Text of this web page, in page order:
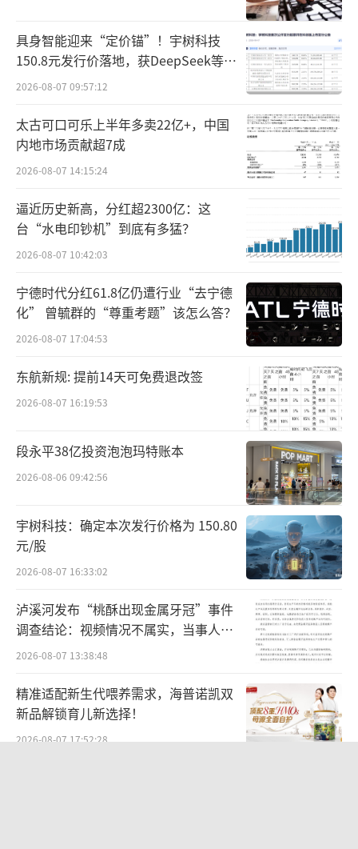
政策的引导和支持将激励企业加大研发投
入，推动技术创新，提升产品竞争力。简化的
审批流程将降低企业的运营成本，提高经营效
率。企业可通过特别审查程序加速创新产品上
市，缩短研发投资回报周期，提高市场响应速
取差异化竞争优势；在面对突发公共卫生事件
时，应急审批程序将为企业提供快速反应机
械尽快上市的同时助力企业迅速扩大市场份
额。
“三个程序”正式发布后，众多企业给予
了高度评价。各企业负责人普遍表示，这三个
文件的出台打破了以往企业在审批过程中面临
的各种限制和瓶颈。能够得到点对点的精准帮
扶，能够将更多精力投入到核心业务和创新发
展中。不仅增强了企业的市场竞争力，更激发
了企业创新的热情，为企业的迅猛发展提供了
坚实有力的支撑。
下一步，福建省药品监督管理局将坚
持“为民、实干、发展”的理念，认真贯彻执
行“三个程序”的规定，奋力谱写福建医疗器
械产业高质量发展的新篇章。（福建药监）
山东：“六大行动”强化药品生产监管工
作
具身智能迎来“定价锚”！宇树科技
150.8元发行价落地，获DeepSeek等豪
华战配加持
2026-08-07 09:57:12
太古可口可乐上半年多卖22亿+，中国
内地市场贡献超7成
2026-08-07 14:15:24
逼近历史新高，分红超2300亿：这
台“水电印钞机”到底有多猛？
2026-08-07 10:42:03
宁德时代分红61.8亿仍遭行业“去宁德
化” 曾毓群的“尊重考题”该怎么答？
2026-08-07 17:04:53
东航新规: 提前14天可免费退改签
2026-08-07 16:19:53
段永平38亿投资泡泡玛特账本
2026-08-06 09:42:56
宇树科技：确定本次发行价格为 150.80
元/股
2026-08-07 16:33:02
泸溪河发布“桃酥出现金属牙冠”事件
调查结论：视频情况不属实，当事人已
主动删除致歉
2026-08-07 13:38:48
精准适配新生代喂养需求，海普诺凯双
新品解锁育儿新选择！
2026-08-07 17:52:28